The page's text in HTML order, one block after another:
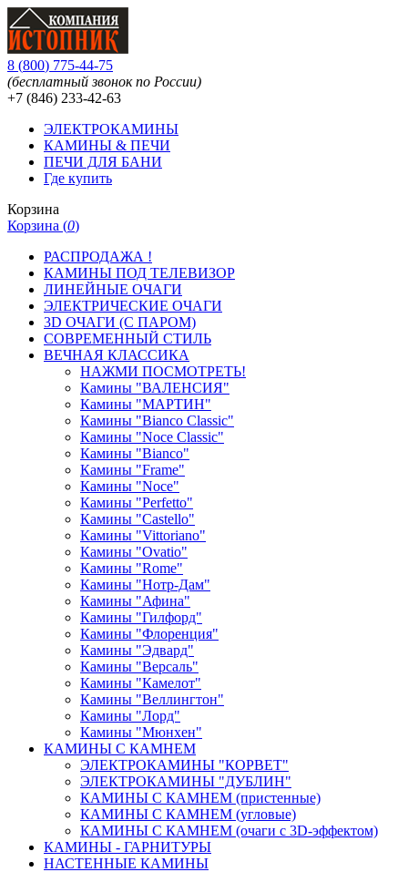
8 (800) 775-44-75
(бесплатный звонок по России)
+7 (846) 233-42-63
ЭЛЕКТРОКАМИНЫ
КАМИНЫ & ПЕЧИ
ПЕЧИ ДЛЯ БАНИ
Где купить
Корзина
Корзина (0)
РАСПРОДАЖА !
КАМИНЫ ПОД ТЕЛЕВИЗОР
ЛИНЕЙНЫЕ ОЧАГИ
ЭЛЕКТРИЧЕСКИЕ ОЧАГИ
3D ОЧАГИ (С ПАРОМ)
СОВРЕМЕННЫЙ СТИЛЬ
ВЕЧНАЯ КЛАССИКА
НАЖМИ ПОСМОТРЕТЬ!
Камины "ВАЛЕНСИЯ"
Камины "МАРТИН"
Камины "Bianco Classic"
Камины "Noce Classic"
Камины "Bianco"
Камины "Frame"
Камины "Noce"
Камины "Perfetto"
Камины "Castello"
Камины "Vittoriano"
Камины "Ovatio"
Камины "Rome"
Камины "Нотр-Дам"
Камины "Афина"
Камины "Гилфорд"
Камины "Флоренция"
Камины "Эдвард"
Камины "Версаль"
Камины "Камелот"
Камины "Веллингтон"
Камины "Лорд"
Камины "Мюнхен"
КАМИНЫ С КАМНЕМ
ЭЛЕКТРОКАМИНЫ "КОРВЕТ"
ЭЛЕКТРОКАМИНЫ "ДУБЛИН"
КАМИНЫ С КАМНЕМ (пристенные)
КАМИНЫ С КАМНЕМ (угловые)
КАМИНЫ С КАМНЕМ (очаги с 3D-эффектом)
КАМИНЫ - ГАРНИТУРЫ
НАСТЕННЫЕ КАМИНЫ